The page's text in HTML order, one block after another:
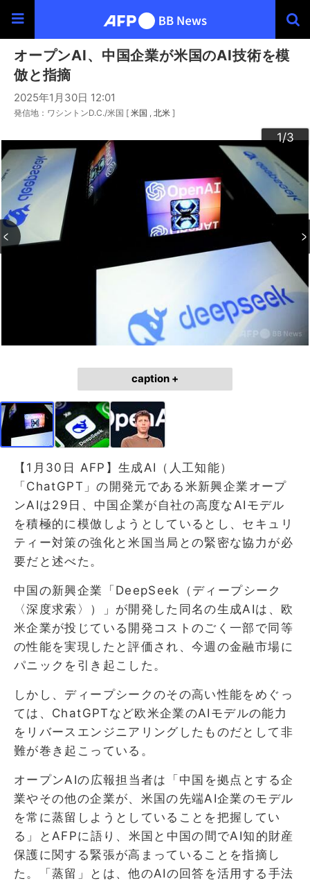
オープンAI、中国企業が米国のAI技術を模
倣と指摘
2025年1月30日 12:01
発信地：ワシントンD.C./米国 [ 米国 北米 ]
1/3
2/3
3/3
caption +
【1月30日 AFP】生成AI（人工知能）
「ChatGPT」の開発元である米新興企業オープ
ンAIは29日、中国企業が自社の高度なAIモデル
を積極的に模倣しようとしているとし、セキュリ
ティー対策の強化と米国当局との緊密な協力が必
要だと述べた。
中国の新興企業「DeepSeek（ディープシーク
〈深度求索〉）」が開発した同名の生成AIは、欧
米企業が投じている開発コストのごく一部で同等
の性能を実現したと評価され、今週の金融市場に
パニックを引き起こした。
しかし、ディープシークのその高い性能をめぐっ
ては、ChatGPTなど欧米企業のAIモデルの能力
をリバースエンジニアリングしたものだとして非
難が巻き起こっている。
オープンAIの広報担当者は「中国を拠点とする企
業やその他の企業が、米国の先端AI企業のモデル
を常に蒸留しようとしていることを把握してい
る」とAFPに語り、米国と中国の間でAI知的財産
保護に関する緊張が高まっていることを指摘し
た。「蒸留」とは、他のAIの回答を活用する手法